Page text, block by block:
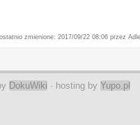
zmienione: 2017/09/22 08:06 przez
DokuWiki · hosting by Yupo.pl